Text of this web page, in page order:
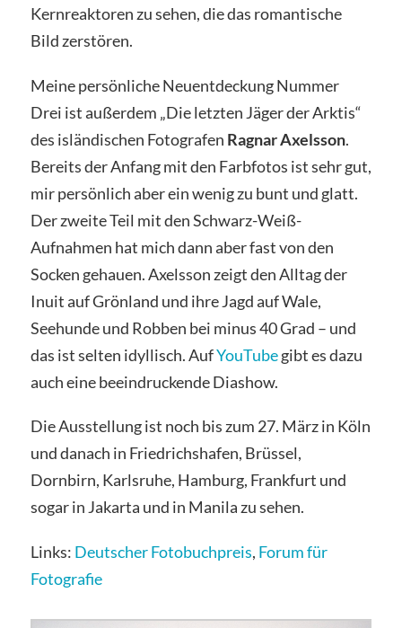
Kernreaktoren zu sehen, die das romantische
Bild zerstören.
Meine persönliche Neuentdeckung Nummer
Drei ist außerdem „Die letzten Jäger der Arktis“
des isländischen Fotografen Ragnar Axelsson.
Bereits der Anfang mit den Farbfotos ist sehr gut,
mir persönlich aber ein wenig zu bunt und glatt.
Der zweite Teil mit den Schwarz-Weiß-
Aufnahmen hat mich dann aber fast von den
Socken gehauen. Axelsson zeigt den Alltag der
Inuit auf Grönland und ihre Jagd auf Wale,
Seehunde und Robben bei minus 40 Grad – und
das ist selten idyllisch. AufYouTubegibt es dazu
auch eine beeindruckende Diashow.
Die Ausstellung ist noch bis zum 27. März in Köln
und danach in Friedrichshafen, Brüssel,
Dornbirn, Karlsruhe, Hamburg, Frankfurt und
sogar in Jakarta und in Manila zu sehen.
Links: Deutscher Fotobuchpreis, Forum für
Fotografie